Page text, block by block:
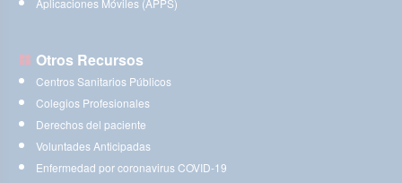
Aplicaciones Móviles (APPS)
Otros Recursos
Centros Sanitarios Públicos
Colegios Profesionales
Derechos del paciente
Voluntades Anticipadas
Enfermedad por coronavirus COVID-19